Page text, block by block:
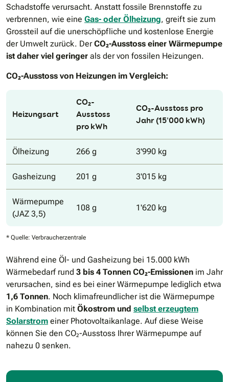
Schadstoffe verursacht. Anstatt fossile Brennstoffe zu
verbrennen, wie eine Gas- oder Ölheizung, greift sie zum
Grossteil auf die unerschöpfliche und kostenlose Energie
der Umwelt zurück. DerCO₂-Ausstoss einer Wärmepumpe
ist daher viel geringer als der von fossilen Heizungen.
CO₂-Ausstoss von Heizungen im Vergleich:
Heizungsart
CO₂-
Ausstoss
pro kWh
CO₂-Ausstoss pro
Jahr (15'000 kWh)
Ölheizung 266 g 3'990 kg
Gasheizung 201 g 3'015 kg
Wärmepumpe
(JAZ 3,5)
108 g 1'620 kg
* Quelle: Verbraucherzentrale
Während eine Öl- und Gasheizung bei 15.000 kWh
Wärmebedarf rund 3 bis 4 Tonnen CO₂-Emissionen im Jahr
verursachen, sind es bei einer Wärmepumpe lediglich etwa
1,6 Tonnen. Noch klimafreundlicher ist die Wärmepumpe
in Kombination mit Ökostrom und selbst erzeugtem
Solarstrom einer Photovoltaikanlage. Auf diese Weise
können Sie den CO₂-Ausstoss Ihrer Wärmepumpe auf
nahezu 0 senken.